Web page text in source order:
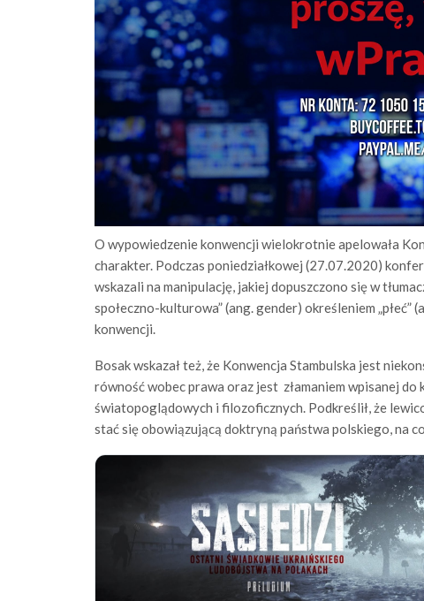
O wypowiedzenie konwencji wielokrotnie apelowała
charakter. Podczas poniedziałkowej (27.07.2020)
wskazali na manipulację, jakiej dopuszczono się w
społeczno-kulturowa” (ang. gender) określeniem
konwencji.
Bosak wskazał też, że Konwencja Stambulska jest
równość wobec prawa oraz jest złamaniem wpisanej
światopoglądowych i filozoficznych. Podkreślił, że
stać się obowiązującą doktryną państwa polskiego, na